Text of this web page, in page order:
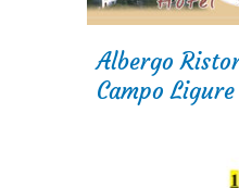
Albergo
Campo